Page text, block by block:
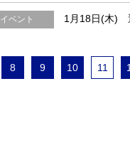
イベント 1月18日(木)
8 9 10 11